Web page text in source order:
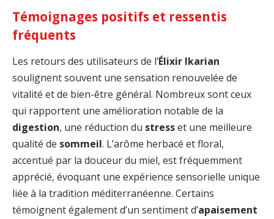
Témoignages positifs et ressentis
fréquents
Les retours des utilisateurs de l’Élixir Ikarian
soulignent souvent une sensation renouvelée de
vitalité et de bien-être général. Nombreux sont ceux
qui rapportent une amélioration notable de la
digestion, une réduction du stresset une meilleure
qualité de sommeil. L’arôme herbacé et floral,
accentué par la douceur du miel, est fréquemment
apprécié, évoquant une expérience sensorielle unique
liée à la tradition méditerranéenne. Certains
témoignent également d’un sentiment d’apaisement